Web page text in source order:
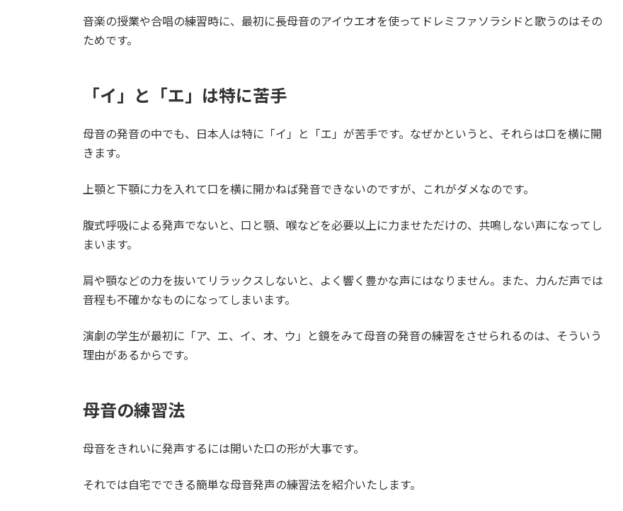
音楽の授業や合唱の練習時に、最初に長母音のアイウエオを使ってドレミファソラシドと歌うのはその
ためです。
「イ」と「エ」は特に苦手
母音の発音の中でも、日本人は特に「イ」と「エ」が苦手です。なぜかというと、それらは口を横に開
きます。
上顎と下顎に力を入れて口を横に開かねば発音できないのですが、これがダメなのです。
腹式呼吸による発声でないと、口と顎、喉などを必要以上に力ませただけの、共鳴しない声になってし
まいます。
肩や顎などの力を抜いてリラックスしないと、よく響く豊かな声にはなりません。また、力んだ声では
音程も不確かなものになってしまいます。
演劇の学生が最初に「ア、エ、イ、オ、ウ」と鏡をみて母音の発音の練習をさせられるのは、そういう
理由があるからです。
母音の練習法
母音をきれいに発声するには開いた口の形が大事です。
それでは自宅でできる簡単な母音発声の練習法を紹介いたします。